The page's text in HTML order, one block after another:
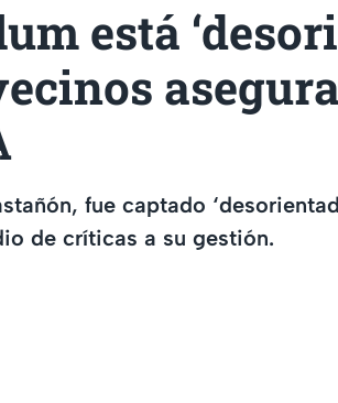
está
fue captado
de críticas a su gestión.